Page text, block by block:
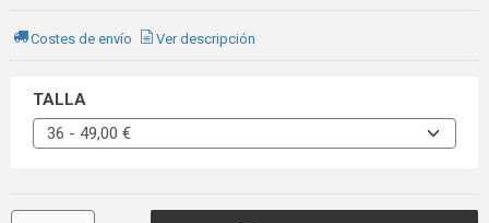
Costes de envío Ver descripción
TALLA